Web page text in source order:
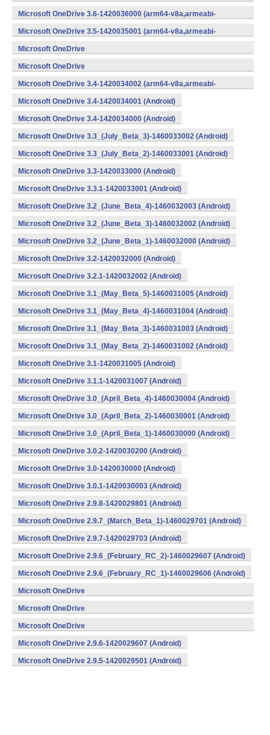
v8a,armeabi-v7a,x86) (Android)
Microsoft OneDrive 3.6-1420036000 (arm64-v8a,armeabi-
v7a,x86) (Android)
Microsoft OneDrive 3.5-1420035001 (arm64-v8a,armeabi-
v7a,x86) (Android)
Microsoft OneDrive
3.4_(September_Beta_2)-1460034001 (Android)
Microsoft OneDrive
3.4_(September_Beta_1)-1460034000 (Android)
Microsoft OneDrive 3.4-1420034002 (arm64-v8a,armeabi-
v7a,x86) (Android)
Microsoft OneDrive 3.4-1420034001 (Android)
Microsoft OneDrive 3.4-1420034000 (Android)
Microsoft OneDrive 3.3_(July_Beta_3)-1460033002 (Android)
Microsoft OneDrive 3.3_(July_Beta_2)-1460033001 (Android)
Microsoft OneDrive 3.3-1420033000 (Android)
Microsoft OneDrive 3.3.1-1420033001 (Android)
Microsoft OneDrive 3.2_(June_Beta_4)-1460032003 (Android)
Microsoft OneDrive 3.2_(June_Beta_3)-1460032002 (Android)
Microsoft OneDrive 3.2_(June_Beta_1)-1460032000 (Android)
Microsoft OneDrive 3.2-1420032000 (Android)
Microsoft OneDrive 3.2.1-1420032002 (Android)
Microsoft OneDrive 3.1_(May_Beta_5)-1460031005 (Android)
Microsoft OneDrive 3.1_(May_Beta_4)-1460031004 (Android)
Microsoft OneDrive 3.1_(May_Beta_3)-1460031003 (Android)
Microsoft OneDrive 3.1_(May_Beta_2)-1460031002 (Android)
Microsoft OneDrive 3.1-1420031005 (Android)
Microsoft OneDrive 3.1.1-1420031007 (Android)
Microsoft OneDrive 3.0_(April_Beta_4)-1460030004 (Android)
Microsoft OneDrive 3.0_(April_Beta_2)-1460030001 (Android)
Microsoft OneDrive 3.0_(April_Beta_1)-1460030000 (Android)
Microsoft OneDrive 3.0.2-1420030200 (Android)
Microsoft OneDrive 3.0-1420030000 (Android)
Microsoft OneDrive 3.0.1-1420030003 (Android)
Microsoft OneDrive 2.9.8-1420029801 (Android)
Microsoft OneDrive 2.9.7_(March_Beta_1)-1460029701 (Android)
Microsoft OneDrive 2.9.7-1420029703 (Android)
Microsoft OneDrive 2.9.6_(February_RC_2)-1460029607 (Android)
Microsoft OneDrive 2.9.6_(February_RC_1)-1460029606 (Android)
Microsoft OneDrive
2.9.6_(February_Beta_3)-1460029605 (Android)
Microsoft OneDrive
2.9.6_(February_Beta_2)-1460029604 (Android)
Microsoft OneDrive
2.9.6_(February_Beta_1)-1460029603 (Android)
Microsoft OneDrive 2.9.6-1420029607 (Android)
Microsoft OneDrive 2.9.5-1420029501 (Android)